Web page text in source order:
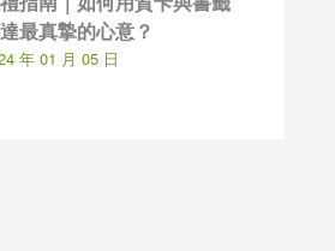
最真摯的心意？
年 01 月 05 日